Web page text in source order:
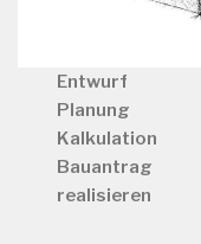
Entwurf
Planung
Kalkulation
Bauantrag
realisieren